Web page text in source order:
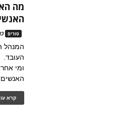
מה
טורים
המנהל
העובד.
ומי
קרא